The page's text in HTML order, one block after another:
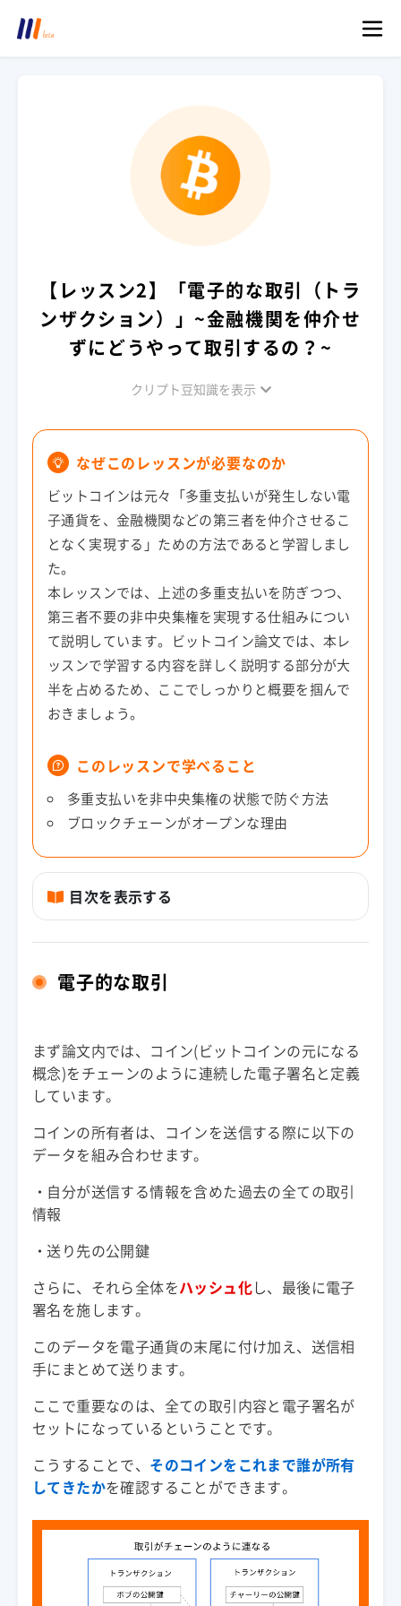
【レッスン2】「電子的な取引（トラ
ンザクション）」~金融機関を仲介せ
ずにどうやって取引するの？~
クリプト豆知識を表示
なぜこのレッスンが必要なのか
ビットコインは元々「多重支払いが発生しない電
子通貨を、金融機関などの第三者を仲介させるこ
となく実現する」ための方法であると学習しまし
た。
本レッスンでは、上述の多重支払いを防ぎつつ、
第三者不要の非中央集権を実現する仕組みについ
て説明しています。ビットコイン論文では、本レ
ッスンで学習する内容を詳しく説明する部分が大
半を占めるため、ここでしっかりと概要を掴んで
おきましょう。
このレッスンで学べること
多重支払いを非中央集権の状態で防ぐ方法
ブロックチェーンがオープンな理由
まず論文内では、コイン(ビットコインの元になる
概念)をチェーンのように連続した電子署名と定義
コインの所有者は、コインを送信する際に以下の
・ 自分が送信する情報を含めた過去の全ての取引
情報
・送り先の公開鍵
さらに、それら全体をハッシュ化し、最後に電子
署名
このデータを電子通貨の末尾に付け加え、送信相
手にまとめて送ります。
ここで重要なのは、全ての取引内容と 電子署名が
こうすることで、 そのコインをこれまで誰が所有
してきたかを確認することができます。